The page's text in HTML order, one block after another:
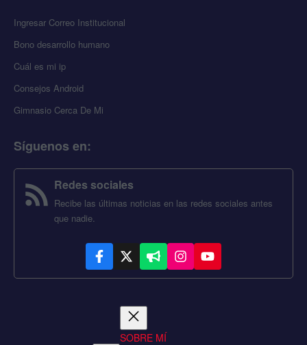
Ingresar Correo Institucional
Bono desarrollo humano
Cuál es mi ip
Consejos Android
Gimnasio Cerca De Mi
Síguenos en:
Redes sociales
Recibe las últimas noticias en las redes sociales antes
que nadie.
SOBRE MÍ